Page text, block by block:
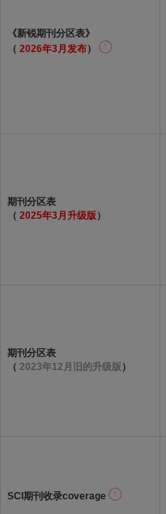
《新锐期刊分区表》
（ 2026年3月发布）
期刊分区表
（ 2025年3月升级版 ）
期刊分区表
（ 2023年12月旧的升级版 ）
SCI期刊收录coverage